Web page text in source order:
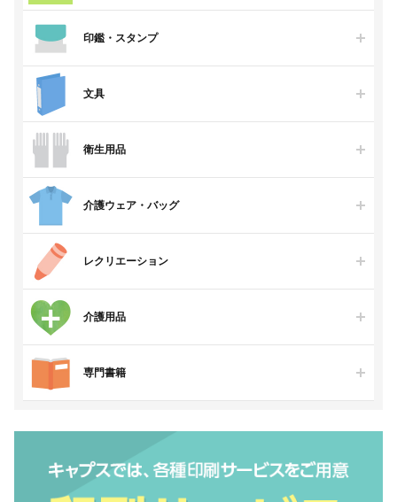
印鑑・スタンプ
文具
衛生用品
介護ウェア・バッグ
レクリエーション
介護用品
専門書籍